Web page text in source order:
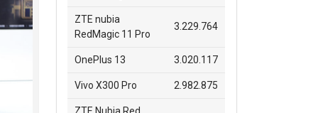
ZTE nubia
RedMagic 11 Pro
3.229.764
OnePlus 13 3.020.117
Vivo X300 Pro 2.982.875
ZTE Nubia Red